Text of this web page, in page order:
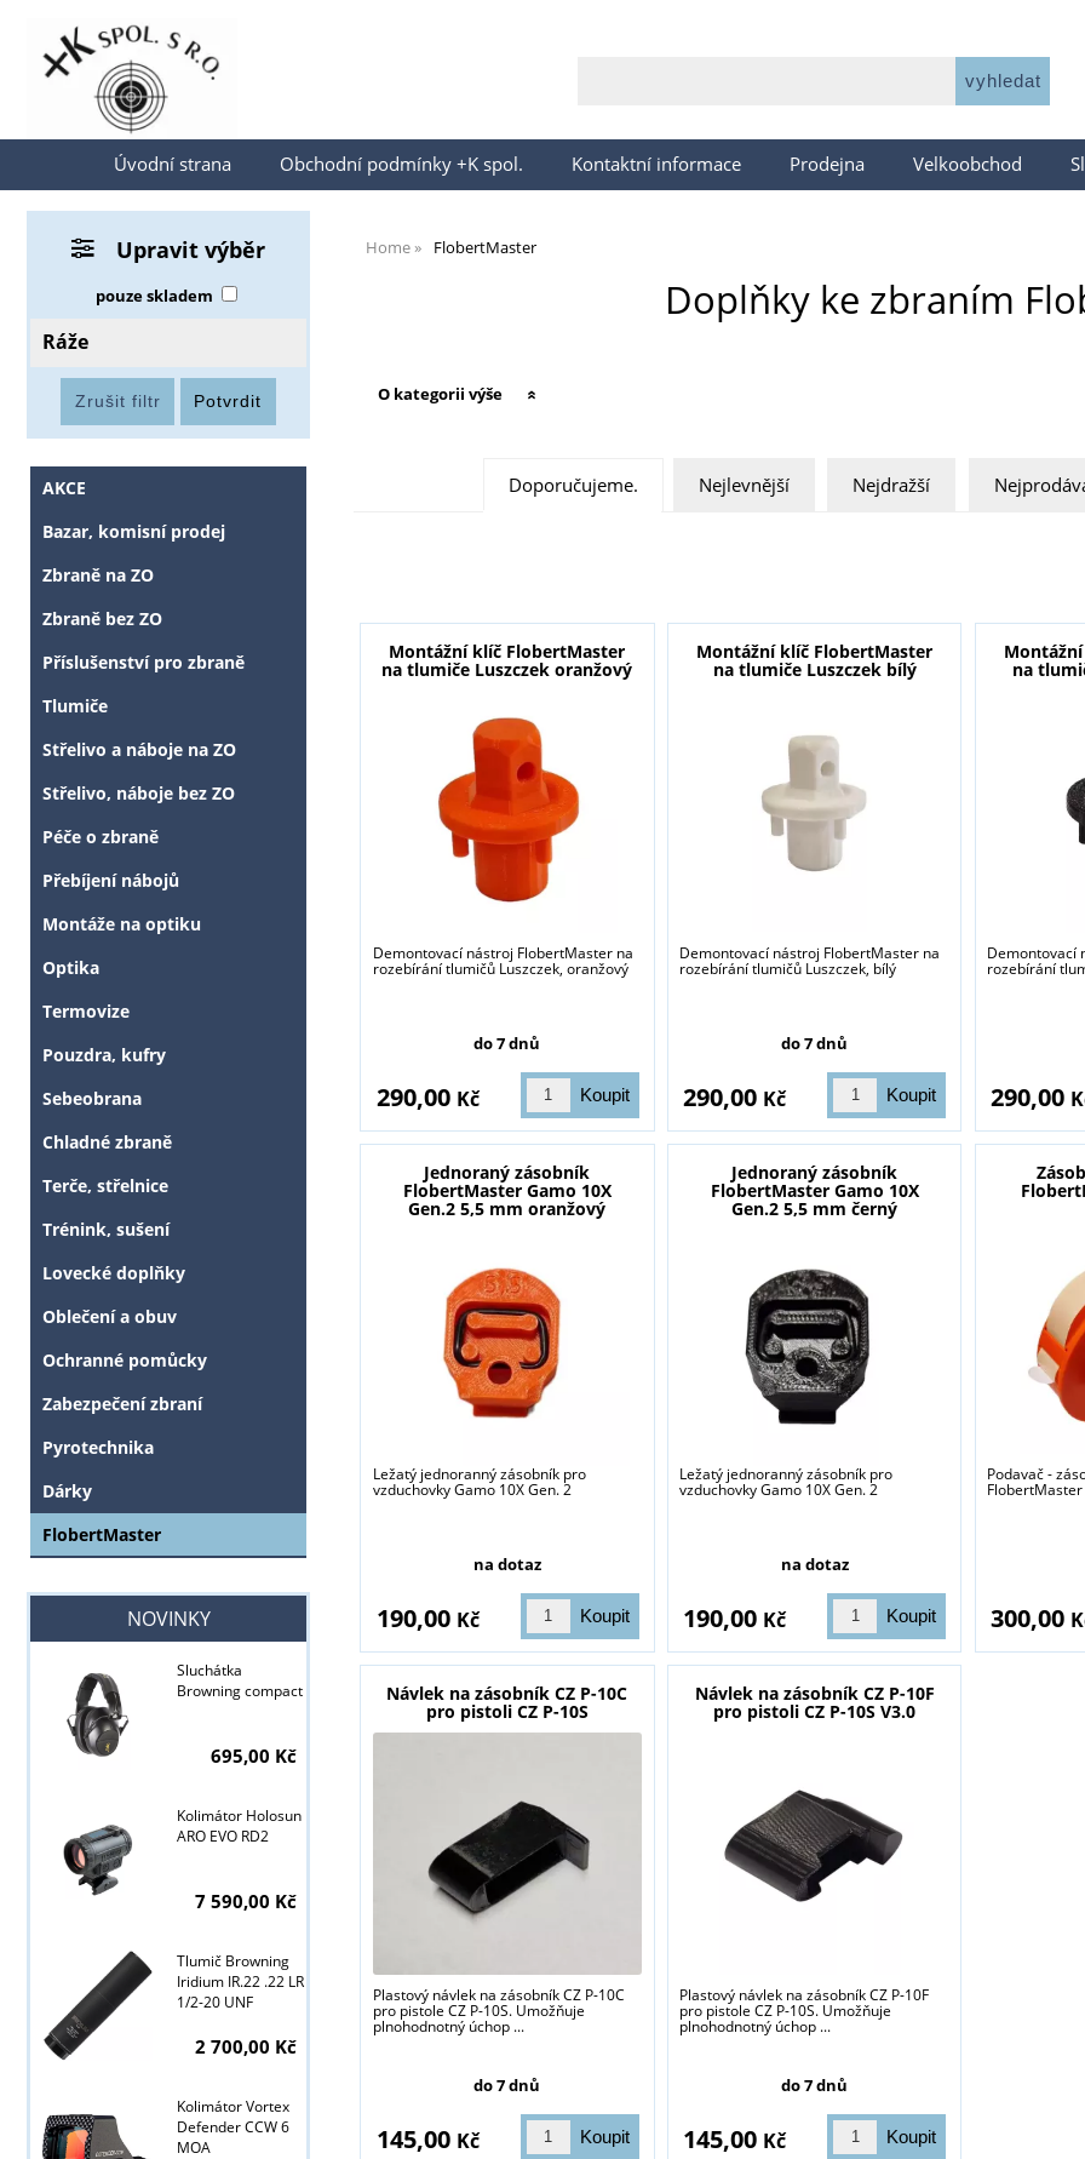
Přihlásit se
Úvodní strana Obchodní podmínky +K spol. Kontaktní informace Prodejna Velkoobchod
Home FlobertMaster
Doplňky ke zbraním
O kategorii výše
Doporučujeme. Nejlevnější Nejdražší
Montážní klíč FlobertMaster
na tlumiče Luszczek oranžový
Demontovací nástroj FlobertMaster na
rozebírání tlumičů Luszczek, oranžový
do 7 dnů
290,00 Kč
Montážní klíč FlobertMaster
na tlumiče Luszczek bílý
Demontovací nástroj FlobertMaster na
rozebírání tlumičů Luszczek, bílý
do 7 dnů
290,00 Kč
na
Demontovací
rozebírání
290,00
Jednoraný zásobník
FlobertMaster Gamo 10X
Gen.2 5,5 mm oranžový
Ležatý jednoranný zásobník pro
vzduchovky Gamo 10X Gen. 2
na dotaz
190,00 Kč
Jednoraný zásobník
FlobertMaster Gamo 10X
Gen.2 5,5 mm černý
Ležatý jednoranný zásobník pro
vzduchovky Gamo 10X Gen. 2
na dotaz
190,00 Kč
Podavač -
FlobertMaster
300,00
Návlek na zásobník CZ P-10C
pro pistoli CZ P-10S
Plastový návlek na zásobník CZ P-10C
pro pistole CZ P-10S. Umožňuje
plnohodnotný úchop ...
do 7 dnů
145,00 Kč
Návlek na zásobník CZ P-10F
pro pistoli CZ P-10S V3.0
Plastový návlek na zásobník CZ P-10F
pro pistole CZ P-10S. Umožňuje
plnohodnotný úchop ...
do 7 dnů
145,00 Kč
Upravit výběr
pouze skladem
Ráže
AKCE
Bazar, komisní prodej
Zbraně na ZO
Zbraně bez ZO
Příslušenství pro zbraně
Tlumiče
Střelivo a náboje na ZO
Střelivo, náboje bez ZO
Péče o zbraně
Přebíjení nábojů
Montáže na optiku
Optika
Termovize
Pouzdra, kufry
Sebeobrana
Chladné zbraně
Terče, střelnice
Trénink, sušení
Lovecké doplňky
Oblečení a obuv
Ochranné pomůcky
Zabezpečení zbraní
Pyrotechnika
Dárky
FlobertMaster
NOVINKY
Sluchátka
Browning compact
695,00 Kč
Kolimátor Holosun
ARO EVO RD2
7 590,00 Kč
Tlumič Browning
Iridium IR.22 .22 LR
1/2-20 UNF
2 700,00 Kč
Kolimátor Vortex
Defender CCW 6
MOA
střelivo. Splňujete tyto podmínky?
ANO NE